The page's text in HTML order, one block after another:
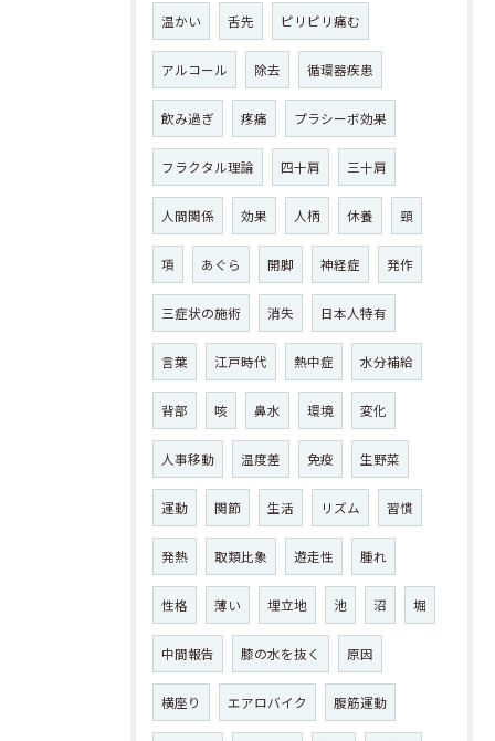
温かい 舌先 ピリピリ痛む
アルコール 除去 循環器疾患
飲み過ぎ 疼痛 プラシーボ効果
フラクタル理論 四十肩 三十肩
人間関係 効果 人柄 休養 頸
項 あぐら 開脚 神経症 発作
三症状の施術 消失 日本人特有
言葉 江戸時代 熱中症 水分補給
背部 咳 鼻水 環境 変化
人事移動 温度差 免疫 生野菜
運動 関節 生活 リズム 習慣
発熱 取類比象 遊走性 腫れ
性格 薄い 埋立地 池 沼 堀
中間報告 膝の水を抜く 原因
横座り エアロバイク 腹筋運動